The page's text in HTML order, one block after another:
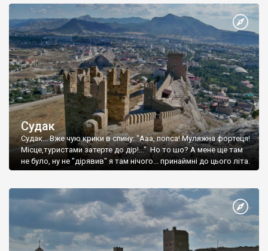
Судак
Судак... Вже чую крики в спину: "Ааа, попса! Муляжна фортеця!
Місце,туристами затерте до дір!..." Но то шо? А мене ще там
не було, ну не "дірявив" я там нічого... принаймні до цього літа.